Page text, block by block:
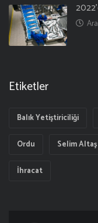
Etiketler
Balık Yetiştiriciliği
Ordu Selim Altaş
İhracat